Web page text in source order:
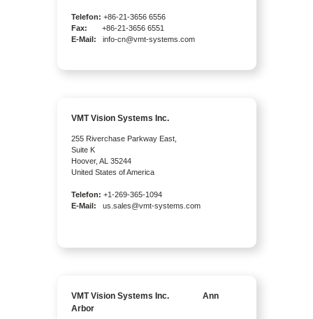
Telefon: +86-21-3656 6556
Fax:
+86-21-3656 6551
E-Mail: info-cn@vmt-systems.com
VMT Vision Systems Inc.
255 Riverchase Parkway East,
Suite K
Hoover, AL 35244
United States of America
Telefon: +1-269-365-1094
E-Mail: us.sales@vmt-systems.com
VMT Vision Systems Inc. Ann
Arbor